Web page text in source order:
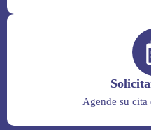
Agende su cita